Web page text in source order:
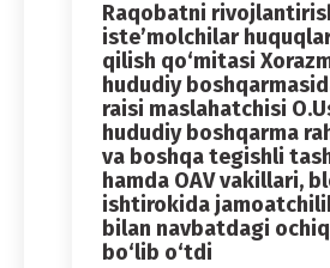
Raqobatni
iste’molchilar
qilish qo‘mitasi
hududiy
raisi maslahatchisi
hududiy boshqarma
va boshqa tegishli
hamda OAV vakillari,
ishtirokida
bilan navbatdagi
bo‘lib o‘tdi